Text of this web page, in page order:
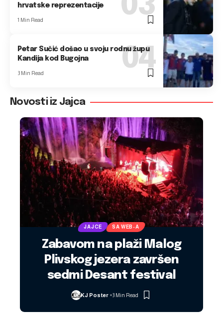
hrvatske reprezentacije
1 Min Read
Petar Sučić došao u svoju rodnu župu
Kandija kod Bugojna
3 Min Read
Novosti iz Jajca
JAJCE SA WEB-A
Zabavom na plaži Malog
Plivskog jezera završen
sedmi Desant festival
KJ Poster 3 Min Read